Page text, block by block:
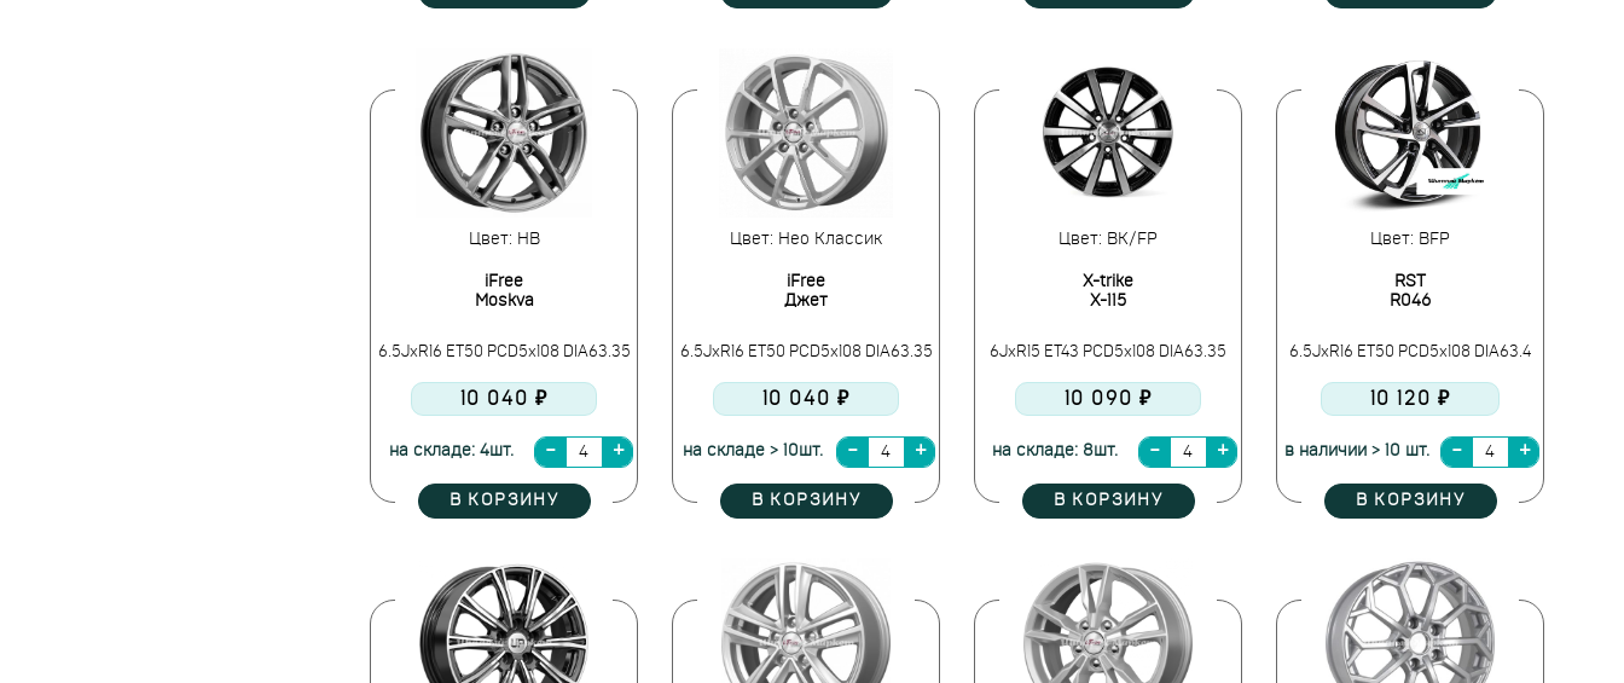
Цвет: HB
iFree
Moskva
6.5JxR16 ET50 PCD5x108 DIA63.35
10 040 ₽
на складе: 4шт.
В КОРЗИНУ
Цвет: Нео Классик
iFree
Джет
6.5JxR16 ET50 PCD5x108 DIA63.35
10 040 ₽
на складе > 10шт.
В КОРЗИНУ
Цвет: BK/FP
X-trike
X-115
6JxR15 ET43 PCD5x108 DIA63.35
10 090 ₽
на складе: 8шт.
В КОРЗИНУ
Цвет: BFP
RST
R046
6.5JxR16 ET50 PCD5x108 DIA63.4
10 120 ₽
в наличии > 10 шт.
В КОРЗИНУ